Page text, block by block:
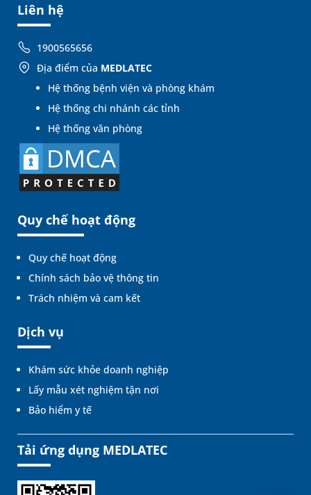
Liên hệ
1900565656
Địa điểm của MEDLATEC
Hệ thống bệnh viện và phòng khám
Hệ thống chi nhánh các tỉnh
Hệ thống văn phòng
Quy chế hoạt động
Quy chế hoạt động
Chính sách bảo vệ thông tin
Trách nhiệm và cam kết
Dịch vụ
Khám sức khỏe doanh nghiệp
Lấy mẫu xét nghiệm tận nơi
Bảo hiểm y tế
Tải ứng dụng MEDLATEC